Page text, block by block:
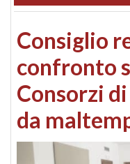
Consiglio
confronto
Consorzi
da